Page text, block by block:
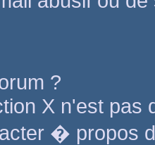
?
X n'est pas
� propos